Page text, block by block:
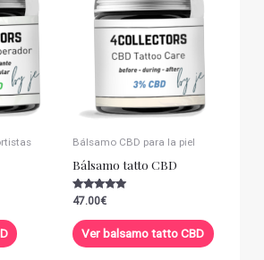
Bálsamo CBD para la piel
Bálsamo tatto CBD
Valorado con
de 5
47.00€
Ver balsamo tatto CBD